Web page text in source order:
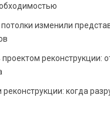
изменили
проектом реконструкции:
когда